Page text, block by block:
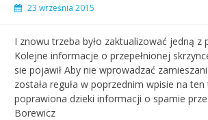
23 września 2015
I znowu trzeba było zaktualizować jedną z
Kolejne informacje o przepełnionej
sie pojawił Aby nie wprowadzać
została reguła w poprzednim wpisie na ten
poprawiona dzieki informacji o spamie
Borewicz